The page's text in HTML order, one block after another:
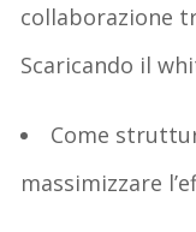
collaborazione
Scaricando il
Come
massimizzare